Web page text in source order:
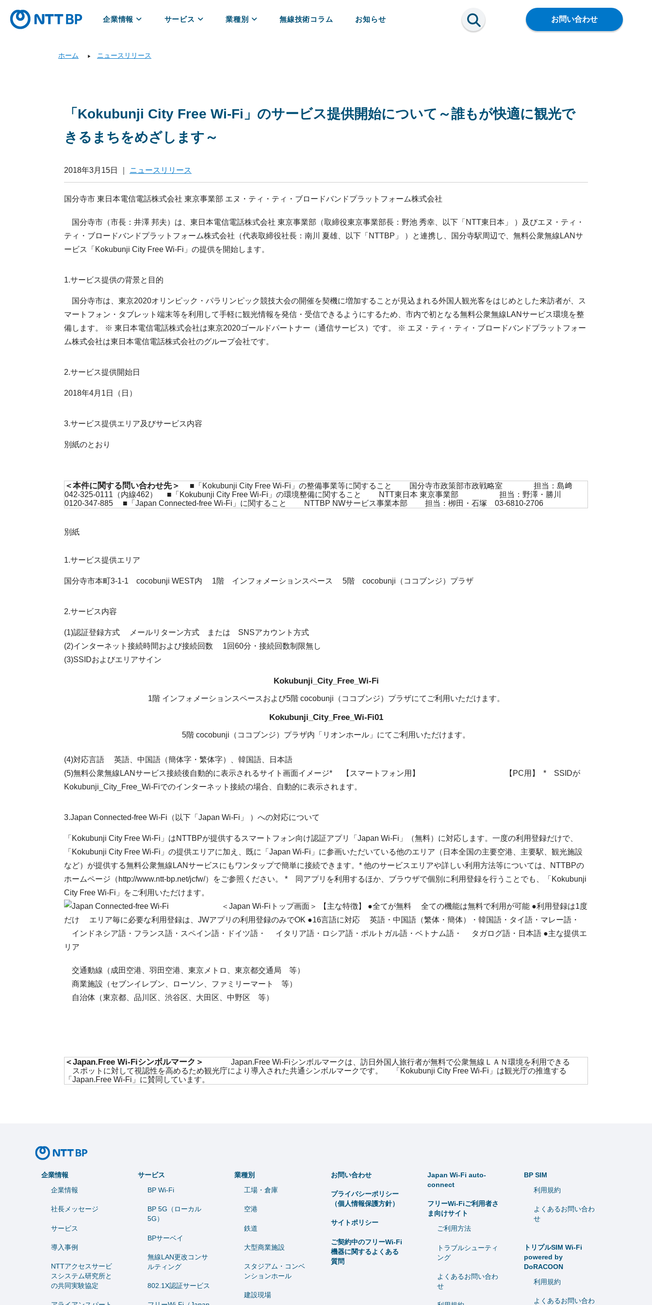
企業情報 サービス 業種別 無線技術コラム お知らせ お問い合わせ
ホーム ▶ ニュースリリース
「Kokubunji City Free Wi-Fi」のサービス提供開始について～誰もが快適に観光で
きるまちをめざします～
2018年3月15日 ニュースリリース
国分寺市 東日本電信電話株式会社 東京事業部 エヌ・ティ・ティ・ブロードバンドプラットフォーム株式会社
国分寺市（市長：井澤 邦夫）は、東日本電信電話株式会社 東京事業部（取締役東京事業部長：野池 秀幸、以下「NTT東日本」 ）及びエヌ・ティ・
ティ・ブロードバンドプラットフォーム株式会社（代表取締役社長：南川 夏雄、以下「NTTBP」 ）と連携し、国分寺駅周辺で、無料公衆無線LANサ
ービス「Kokubunji City Free Wi-Fi」の提供を開始します。
1.サービス提供の背景と目的
国分寺市は、東京2020オリンピック・パラリンピック競技大会の開催を契機に増加することが見込まれる外国人観光客をはじめとした来訪者が、ス
マートフォン・タブレット端末等を利用して手軽に観光情報を発信・受信できるようにするため、市内で初となる無料公衆無線LANサービス環境を整
備します。 ※ 東日本電信電話株式会社は東京2020ゴールドパートナー（通信サービス）です。 ※ エヌ・ティ・ティ・ブロードバンドプラットフォー
ム株式会社は東日本電信電話株式会社のグループ会社です。
2.サービス提供開始日
2018年4月1日（日）
3.サービス提供エリア及びサービス内容
別紙のとおり
＜本件に関する問い合わせ先＞
■「Kokubunji City Free Wi-Fi」の整備事業等に関すること 国分寺市政策部市政戦略室 担当：島﨑
042-325-0111（内線462） ■「Kokubunji City Free Wi-Fi」の環境整備に関すること NTT東日本 東京事業部 担当：野澤・勝川
0120-347-885 ■「Japan Connected-free Wi-Fi」に関すること NTTBP NWサービス事業本部 担当：栁田・石塚 03-6810-2706
別紙
1.サービス提供エリア
国分寺市本町3-1-1 cocobunji WEST内 1階 インフォメーションスペース 5階 cocobunji（ココブンジ）プラザ
2.サービス内容
(1)認証登録方式 メールリターン方式 または SNSアカウント方式
(2)インターネット接続時間および接続回数 1回60分・接続回数制限無し
(3)SSIDおよびエリアサイン
Kokubunji_City_Free_Wi-Fi
1階 インフォメーションスペースおよび5階 cocobunji（ココブンジ）プラザにてご利用いただけます。
Kokubunji_City_Free_Wi-Fi01
5階 cocobunji（ココブンジ）プラザ内「リオンホール」にてご利用いただけます。
(4)対応言語 英語、中国語（簡体字・繁体字）、韓国語、日本語
(5)無料公衆無線LANサービス接続後自動的に表示されるサイト画面イメージ* 【スマートフォン用】 【PC用】
* SSIDが
Kokubunji_City_Free_Wi-Fiでのインターネット接続の場合、自動的に表示されます。
3.Japan Connected-free Wi-Fi（以下「Japan Wi-Fi」 ）への対応について
「Kokubunji City Free Wi-Fi」はNTTBPが提供するスマートフォン向け認証アプリ「Japan Wi-Fi」（無料）に対応します。一度の利用登録だけで、
「Kokubunji City Free Wi-Fi」の提供エリアに加え、既に「Japan Wi-Fi」に参画いただいている他のエリア（日本全国の主要空港、主要駅、観光施設
など）が提供する無料公衆無線LANサービスにもワンタップで簡単に接続できます。* 他のサービスエリアや詳しい利用方法等については、NTTBPの
ホームページ（http://www.ntt-bp.net/jcfw/）をご参照ください。 * 同アプリを利用するほか、ブラウザで個別に利用登録を行うことでも、「Kokubunji
City Free Wi-Fi」をご利用いただけます。
＜Japan Wi-Fiトップ画面＞
【主な特徴】 ●全てが無料 全ての機能は無料で利用が可能 ●利用登録は1度
だけ エリア毎に必要な利用登録は、JWアプリの利用登録のみでOK ●16言語に対応 英語・中国語（繁体・簡体）・韓国語・タイ語・マレー語・
インドネシア語・フランス語・スペイン語・ドイツ語・ イタリア語・ロシア語・ポルトガル語・ベトナム語・ タガログ語・日本語 ●主な提供エ
リア
交通動線（成田空港、羽田空港、東京メトロ、東京都交通局 等）
商業施設（セブンイレブン、ローソン、ファミリーマート 等）
自治体（東京都、品川区、渋谷区、大田区、中野区 等）
＜Japan.Free Wi-Fiシンボルマーク＞
Japan.Free Wi-Fiシンボルマークは、訪日外国人旅行者が無料で公衆無線ＬＡＮ環境を利用できる
スポットに対して視認性を高めるため観光庁により導入された共通シンボルマークです。 「Kokubunji City Free Wi-Fi」は観光庁の推進する
「Japan.Free Wi-Fi」に賛同しています。
企業情報
企業情報
社長メッセージ
サービス
導入事例
NTTアクセスサービ
スシステム研究所と
の共同実験協定
サービス
BP Wi-Fi
BP 5G（ローカル
5G）
BPサーベイ
無線LAN更改コンサ
ルティング
802.1X認証サービス
業種別
工場・倉庫
空港
鉄道
大型商業施設
スタジアム・コンベ
ンションホール
建設現場
お問い合わせ
プライバシーポリシー
（個人情報保護方針）
サイトポリシー
ご契約中のフリーWi-Fi
機器に関するよくある
質問
Japan Wi-Fi auto-
connect
フリーWi-Fiご利用者さ
ま向けサイト
ご利用方法
トラブルシューティ
ング
よくあるお問い合わ
せ
BP SIM
利用規約
よくあるお問い合わ
せ
トリプルSIM Wi-Fi
powered by
DoRACOON
利用規約
よくあるお問い合わ